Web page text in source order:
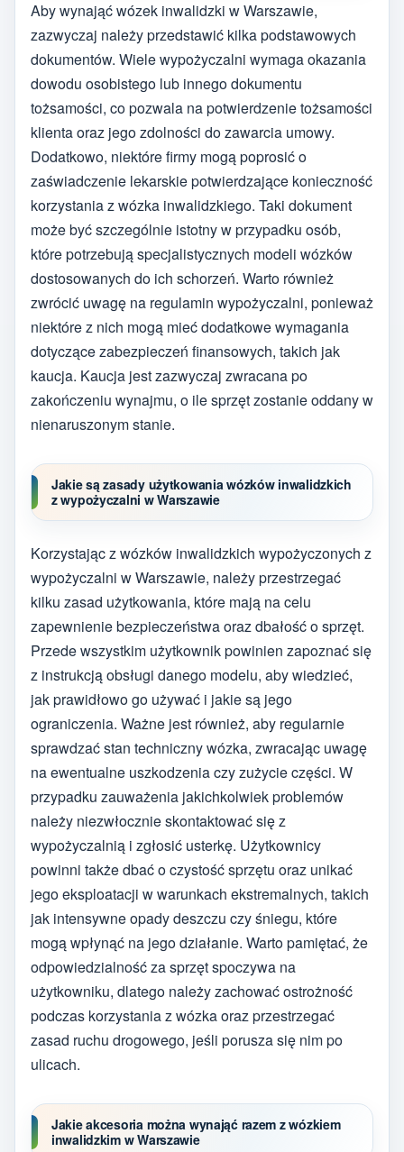
Aby wynająć wózek inwalidzki w Warszawie,
zazwyczaj należy przedstawić kilka podstawowych
dokumentów. Wiele wypożyczalni wymaga okazania
dowodu osobistego lub innego dokumentu
tożsamości, co pozwala na potwierdzenie tożsamości
klienta oraz jego zdolności do zawarcia umowy.
Dodatkowo, niektóre firmy mogą poprosić o
zaświadczenie lekarskie potwierdzające konieczność
korzystania z wózka inwalidzkiego. Taki dokument
może być szczególnie istotny w przypadku osób,
które potrzebują specjalistycznych modeli wózków
dostosowanych do ich schorzeń. Warto również
zwrócić uwagę na regulamin wypożyczalni, ponieważ
niektóre z nich mogą mieć dodatkowe wymagania
dotyczące zabezpieczeń finansowych, takich jak
kaucja. Kaucja jest zazwyczaj zwracana po
zakończeniu wynajmu, o ile sprzęt zostanie oddany w
nienaruszonym stanie.
Jakie są zasady użytkowania wózków inwalidzkich
z wypożyczalni w Warszawie
Korzystając z wózków inwalidzkich wypożyczonych z
wypożyczalni w Warszawie, należy przestrzegać
kilku zasad użytkowania, które mają na celu
zapewnienie bezpieczeństwa oraz dbałość o sprzęt.
Przede wszystkim użytkownik powinien zapoznać się
z instrukcją obsługi danego modelu, aby wiedzieć,
jak prawidłowo go używać i jakie są jego
ograniczenia. Ważne jest również, aby regularnie
sprawdzać stan techniczny wózka, zwracając uwagę
na ewentualne uszkodzenia czy zużycie części. W
przypadku zauważenia jakichkolwiek problemów
należy niezwłocznie skontaktować się z
wypożyczalnią i zgłosić usterkę. Użytkownicy
powinni także dbać o czystość sprzętu oraz unikać
jego eksploatacji w warunkach ekstremalnych, takich
jak intensywne opady deszczu czy śniegu, które
mogą wpłynąć na jego działanie. Warto pamiętać, że
odpowiedzialność za sprzęt spoczywa na
użytkowniku, dlatego należy zachować ostrożność
podczas korzystania z wózka oraz przestrzegać
zasad ruchu drogowego, jeśli porusza się nim po
ulicach.
Jakie akcesoria można wynająć razem z wózkiem
inwalidzkim w Warszawie